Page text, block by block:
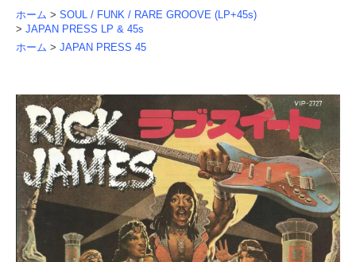
ホーム > SOUL / FUNK / RARE GROOVE (LP+45s)
> JAPAN PRESS LP & 45s
ホーム > JAPAN PRESS 45